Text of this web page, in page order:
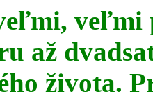
veľmi
až
života.